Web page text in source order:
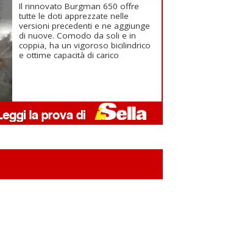
Il rinnovato Burgman 650 offre
tutte le doti apprezzate nelle
versioni precedenti e ne aggiunge
di nuove. Comodo da soli e in
coppia, ha un vigoroso bicilindrico
e ottime capacità di carico